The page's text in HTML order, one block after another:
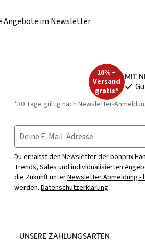
Angebote im Newsletter
10% +
Versand
gratis*
Mit
*30 Tage gültig nach Newsletter-
Deine E-Mail-Adresse
Du erhältst den Newsletter der bonprix
Trends, Sales und individualisierten
die Zukunft unterNewsletter Abmeldung -
werden. Datenschutzerklärung
UNSERE ZAHLUNGSARTEN